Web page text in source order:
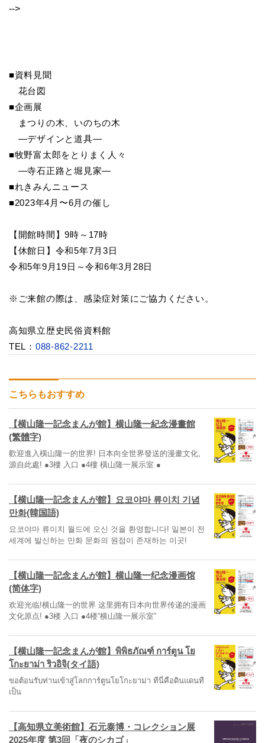
-->
■資料見聞
花台図
■企画展
まつりの木、いのちの木
―デザインと道具―
■牧野富太郎をとりまく人々
―寺石正路と堀見家―
■れきみんニュース
■2023年4月〜6月の催し
【開館時間】9時～17時
【休館日】令和5年7月3日
令和5年9月19日～令和6年3月28日
※ご来館の際は、感染症対策にご協力ください。
高知県立歴史民俗資料館
TEL： 088-862-2211
こちらもおすすめ
【横山隆一記念まんが館】横山隆一紀念漫畫館
(繁體字)
歡迎進入橫山隆一的世界! 日本向全世界發送的漫畫文化,
源自此處! ●3樓 入口 ●4樓 橫山隆一展示室 ●
【横山隆一記念まんが館】요코야마 류이치 기념
만화(韓国語)
요코야마 류이치 월드에 오신 것을 환영합니다! 일본이 전
세계에 발신하는 만화 문화의 원점이 존재하는 이곳!
【横山隆一記念まんが館】横山隆一纪念漫画馆
(简体字)
欢迎光临!横山隆一的世界 这里拥有日本向世界传递的漫画
文化原点! ●3楼 入口 ●4楼“横山隆一展示室”
【横山隆一記念まんが館】พิพิธภัณฑ์ การ์ตูน โย
โกะยาม่า ริวอิจิ(タイ語)
ขอต้อนรับท่านเข้าสู่โลกการ์ตูนโยโกะยาม่า ทีนี่คือดินแดนที
เป็น
【高知県立美術館】石元泰博・コレクション展
2025年度 第3回「夜のシカゴ」